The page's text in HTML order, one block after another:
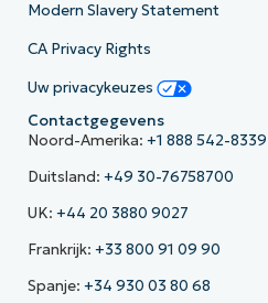
Modern Slavery Statement
CA Privacy Rights
Uw privacykeuzes
Contactgegevens
Noord-Amerika: +1 888 542-8339
Duitsland: +49 30-76758700
UK: +44 20 3880 9027
Frankrijk: +33 800 91 09 90
Spanje: +34 930 03 80 68